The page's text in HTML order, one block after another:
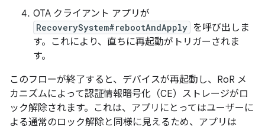
OTA クライアント アプリが
RecoverySystem#rebootAndApply を呼び出しま
す。これにより、直ちに再起動がトリガーされま
す。
このフローが終了すると、デバイスが再起動し、RoR メ
カニズムによって認証情報暗号化（CE）ストレージがロ
ック解除されます。これは、アプリにとってはユーザーに
よる通常のロック解除と同様に見えるため、アプリは